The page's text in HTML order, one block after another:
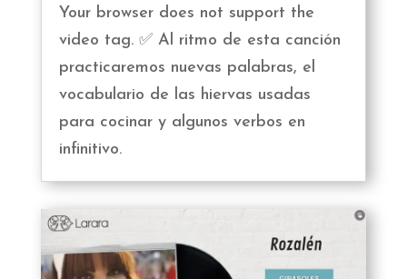
Your browser does not support the
video tag. ✅ Al ritmo de esta canción
practicaremos nuevas palabras, el
vocabulario de las hiervas usadas
para cocinar y algunos verbos en
infinitivo.